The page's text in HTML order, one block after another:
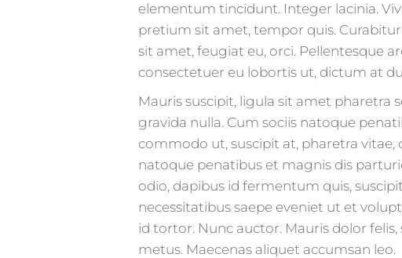
elementum tincidunt. Integer lacinia.
pretium sit amet, tempor quis.
sit amet, feugiat eu, orci. Pellentesque
consectetuer eu lobortis ut, dictum at
Mauris suscipit, ligula sit amet pharetra
gravida nulla. Cum sociis natoque
commodo ut, suscipit at, pharetra vitae,
natoque penatibus et magnis dis
odio, dapibus id fermentum quis,
necessitatibus saepe eveniet ut et
id tortor. Nunc auctor. Mauris dolor
metus. Maecenas aliquet accumsan leo.